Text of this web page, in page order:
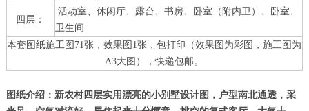
四层：
活动室、休闲厅、露台、书房、卧室（附内卫）、卧室、
卫生间
本套图纸施工图71张，效果图1张，包打印（效果图为彩图，施工图为
A3大图），快递包邮。
图纸介绍：新农村四层实用漂亮的小别墅设计图，户型南北通透，采